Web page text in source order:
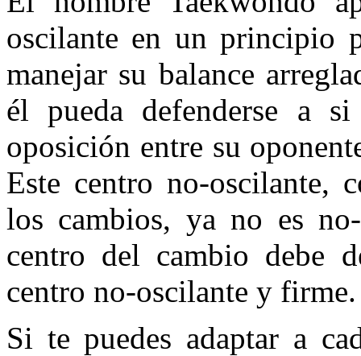
oscilante en un principio
manejar su balance
él pueda defenderse a
oposición entre su
Este centro no-oscilante,
los cambios, ya no es
centro del cambio debe
centro no-oscilante y
Si te puedes adaptar a